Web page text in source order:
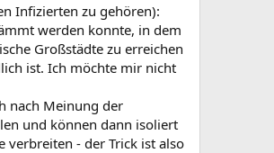
Infizierten zu gehören):
werden konnte, in dem
Großstädte zu erreichen
ist. Ich möchte mir nicht
nach Meinung der
und können dann isoliert
verbreiten - der Trick ist also